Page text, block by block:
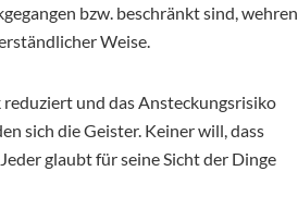
bzw. beschränkt sind, wehren
Weise.
und das Ansteckungsrisiko
sich die Geister. Keiner will, dass
glaubt für seine Sicht der Dinge